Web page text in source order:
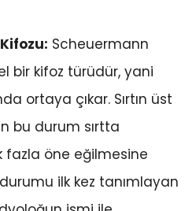
Scheuermann
bir kifoz türüdür, yani
ortaya çıkar. Sırtın üst
bu durum sırtta
fazla öne eğilmesine
ilk kez tanımlayan